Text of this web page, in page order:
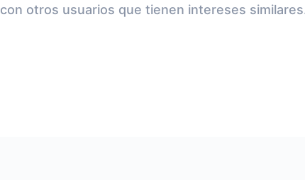
con otros usuarios que tienen intereses